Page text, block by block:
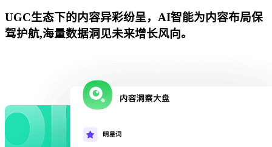
UGC生态下的内容异彩纷呈，AI智能为内容布局保
驾护航,海量数据洞见未来增长风向。